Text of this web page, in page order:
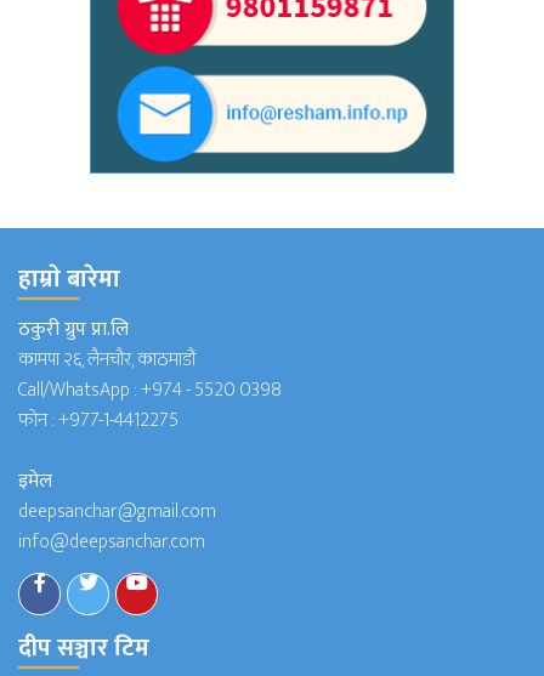
हाम्राे बारेमा
ठकुरी ग्रुप प्रा.लि
कामपा २६, लैनचौर, काठमाडौं
Call/WhatsApp :+974 - 5520 0398
फोन :+977-1-4412275
इमेल
deepsanchar@gmail.com
info@deepsanchar.com
दीप सञ्चार टिम